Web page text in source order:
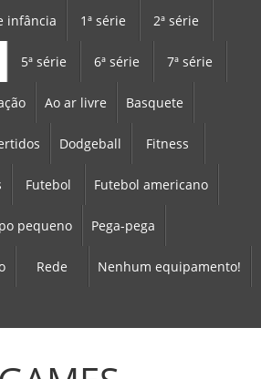
infância 1ª série 2ª série
5ª série 6ª série 7ª série
Ao ar livre Basquete
Dodgeball Fitness
Futebol Futebol americano
pequeno Pega-pega
Rede Nenhum equipamento!